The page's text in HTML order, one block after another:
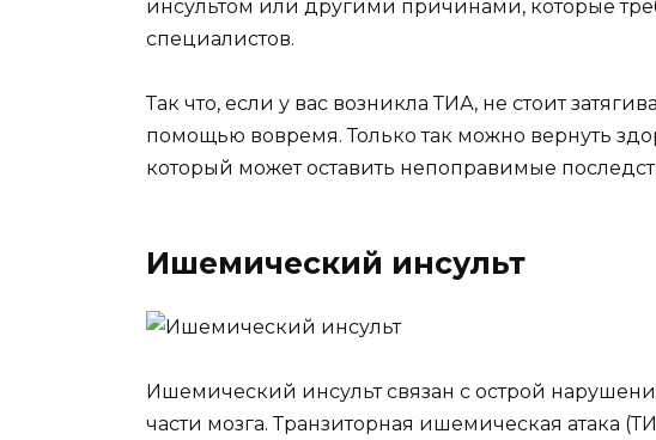
инсультом или другими причинами, которые
специалистов.
Так что, если у вас возникла ТИА, не стоит
помощью вовремя. Только так можно вернуть
который может оставить непоправимые
Ишемический инсульт
Ишемический инсульт связан с острой
части мозга. Транзиторная ишемическая атака